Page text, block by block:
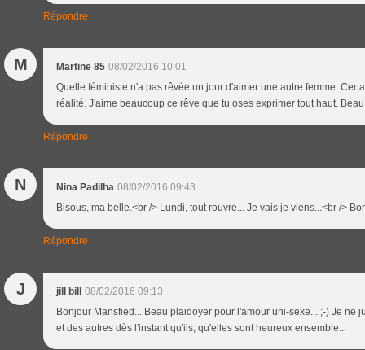
Répondre
M Martine 85 08/02/2016 10:01
Quelle féministe n'a pas rêvée un jour d'aimer une autre femme.
réalité. J'aime beaucoup ce rêve que tu oses exprimer tout haut.
Répondre
N Nina Padilha 08/02/2016 09:43
Bisous, ma belle.<br /> Lundi, tout rouvre... Je vais je viens...<br />
Répondre
J jill bill
08/02/2016 09:13
Bonjour Mansfied... Beau plaidoyer pour l'amour uni-sexe... ;-) Je ne
et des autres dès l'instant qu'ils, qu'elles sont heureux ensemble...